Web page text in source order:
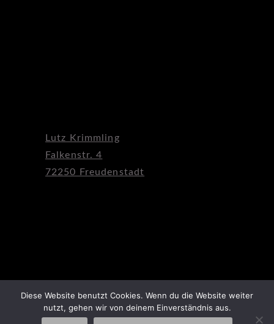
Lutz Krimmling
Falkenstr. 4
72250 Freudenstadt
Diese Website benutzt Cookies. Wenn du die Website weiter
nutzt, gehen wir von deinem Einverständnis aus.